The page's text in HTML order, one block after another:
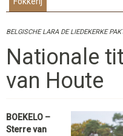
BELGISCHE LARA DE LIEDEKERKE
Nationale
van Houte
BOEKELO –
Sterre van